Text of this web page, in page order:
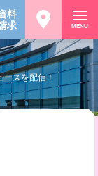
料
求
MENU
ースを配信！